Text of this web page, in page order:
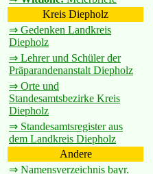
Kreis Diepholz
⇒ Gedenken Landkreis
Diepholz
⇒ Lehrer und Schüler der
Präparandenanstalt Diepholz
⇒ Orte und
Standesamtsbezirke Kreis
Diepholz
⇒ Standesamtsregister aus
dem Landkreis Diepholz
Andere
⇒ Namensverzeichnis bayr.